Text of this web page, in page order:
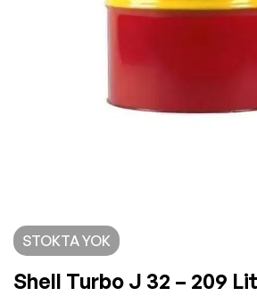
STOKTA YOK
Shell Turbo J 32 – 209